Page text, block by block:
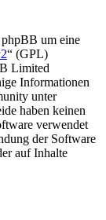
phpBB um eine
“ (GPL)
Limited
Informationen
unter
haben keinen
verwendet
der Software
auf Inhalte